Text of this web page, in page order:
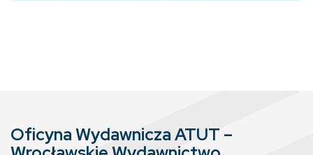
Oficyna Wydawnicza ATUT –